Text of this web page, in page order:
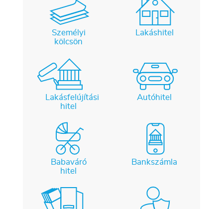
Személyi
kölcsön
Lakáshitel
Lakásfelújítási
hitel
Autóhitel
Babaváró
hitel
Bankszámla